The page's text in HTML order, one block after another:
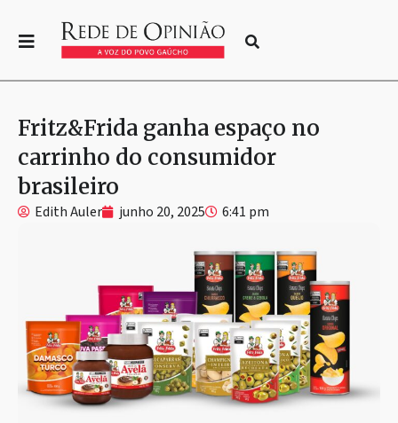
Fritz&Frida ganha espaço no
carrinho do consumidor
brasileiro
Edith Auler junho 20, 2025 6:41 pm